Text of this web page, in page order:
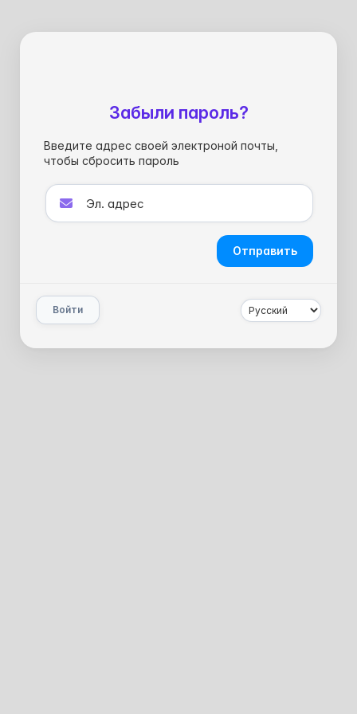
Забыли пароль?
Введите адрес своей электроной почты,
чтобы сбросить пароль
Отправить
Войти